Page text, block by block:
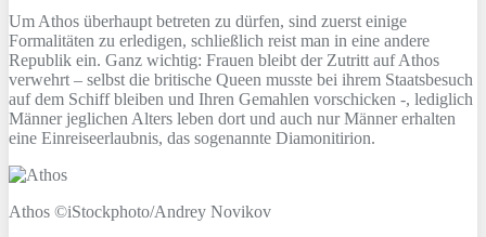
Um Athos überhaupt betreten zu dürfen, sind zuerst einige
Formalitäten zu erledigen, schließlich reist man in eine andere
Republik ein. Ganz wichtig: Frauen bleibt der Zutritt auf Athos
verwehrt – selbst die britische Queen musste bei ihrem Staatsbesuch
auf dem Schiff bleiben und Ihren Gemahlen vorschicken -, lediglich
Männer jeglichen Alters leben dort und auch nur Männer erhalten
eine Einreiseerlaubnis, das sogenannte Diamonitirion.
Athos ©iStockphoto/Andrey Novikov